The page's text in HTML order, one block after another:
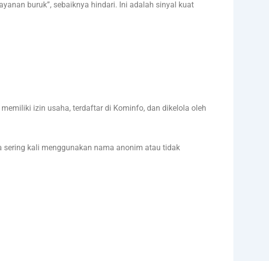
buruk”, sebaiknya hindari. Ini adalah sinyal kuat
izin usaha, terdaftar di Kominfo, dan dikelola oleh
kali menggunakan nama anonim atau tidak